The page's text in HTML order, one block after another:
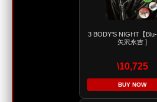
3 BODY'S NIGHT【
矢沢永吉 ]
\10,725
BUY NOW